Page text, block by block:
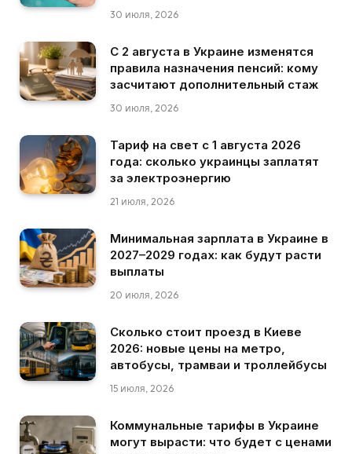
30 июля, 2026
С 2 августа в Украине изменятся
правила назначения пенсий: кому
засчитают дополнительный стаж
30 июля, 2026
Тариф на свет с 1 августа 2026
года: сколько украинцы заплатят
за электроэнергию
21 июля, 2026
Минимальная зарплата в Украине в
2027–2029 годах: как будут расти
выплаты
20 июля, 2026
Сколько стоит проезд в Киеве
2026: новые цены на метро,
автобусы, трамваи и троллейбусы
15 июля, 2026
Коммунальные тарифы в Украине
могут вырасти: что будет с ценами